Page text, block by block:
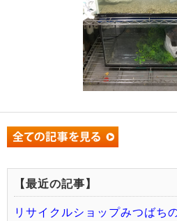
【最近の記事】
リサイクルショップみつばち